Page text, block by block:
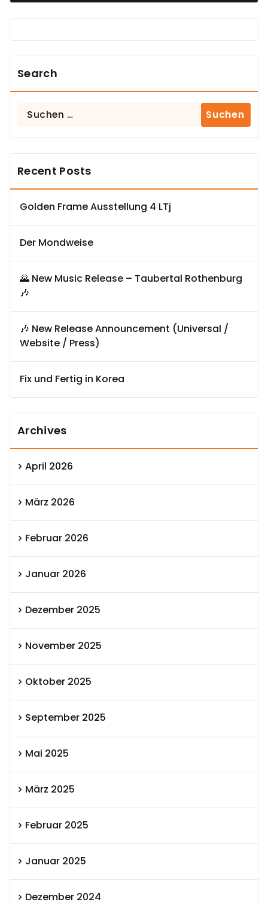
Search
Suchen
Recent Posts
Golden Frame Ausstellung 4 LTj
Der Mondweise
🌄 New Music Release – Taubertal Rothenburg
🎶
🎶 New Release Announcement (Universal /
Website / Press)
Fix und Fertig in Korea
Archives
April 2026
März 2026
Februar 2026
Januar 2026
Dezember 2025
November 2025
Oktober 2025
September 2025
Mai 2025
März 2025
Februar 2025
Januar 2025
Dezember 2024